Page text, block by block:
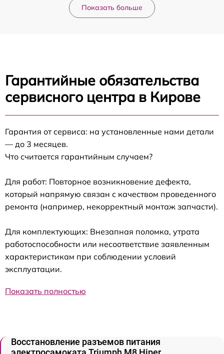
Показать больше
Гарантийные обязательства
сервисного центра в Кирове
Гарантия от сервиса: на установленные нами детали
— до 3 месяцев.
Что считается гарантийным случаем?
Для работ: Повторное возникновение дефекта,
который напрямую связан с качеством проведенного
ремонта (например, некорректный монтаж запчасти).
Для комплектующих: Внезапная поломка, утрата
работоспособности или несоответствие заявленным
характеристикам при соблюдении условий
эксплуатации.
Показать полностью
Восстановление разъемов питания